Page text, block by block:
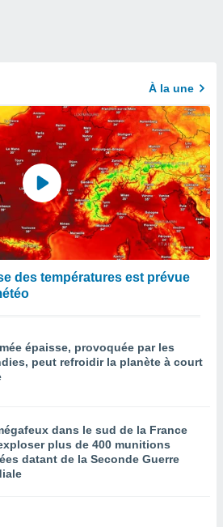
À la une
des températures est prévue
épaisse, provoquée par les
peut refroidir la planète à court
dans le sud de la France
plus de 400 munitions
datant de la Seconde Guerre